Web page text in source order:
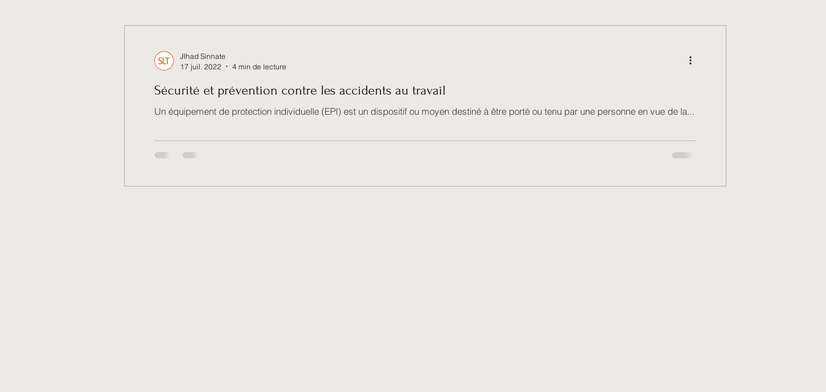
JIhad Sinnate
17 juil. 2022
4 min de lecture
Sécurité et prévention contre les accidents au travail
Un équipement de protection individuelle (EPI) est un dispositif ou moyen destiné à être porté ou tenu par une personne en vue de la...